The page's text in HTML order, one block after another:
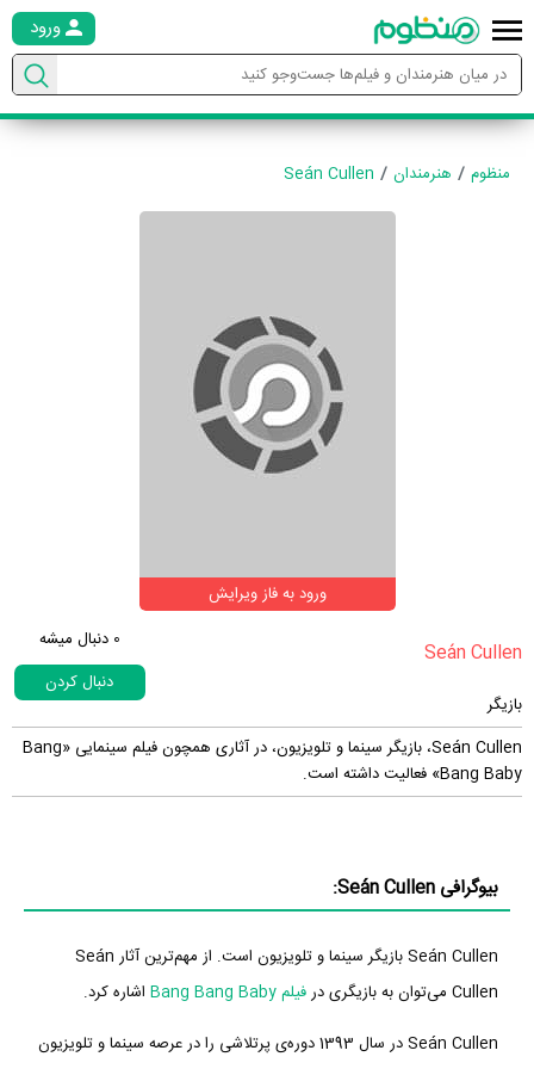
ورود
منظوم هنرمندان Seán Cullen
ورود به فاز ویرایش
0 دنبال میشه
دنبال کردن
بازیگر
Seán Cullen، بازیگر سینما و تلویزیون، در آثاری همچون فیلم سینمایی «Bang
Bang Baby» فعالیت داشته است.
بیوگرافی Seán Cullen:
Seán Cullen بازیگر سینما و تلویزیون است. از مهم‌ترین آثار Seán
Cullen می‌توان به بازیگری در
فیلم Bang Bang Baby
اشاره کرد.
Seán Cullen در سال 1393 دوره‌ی پرتلاشی را در عرصه سینما و تلویزیون